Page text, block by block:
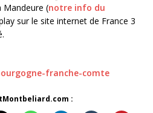
Mandeure (notre info du
sur le site internet de France 3
franche-comte
: